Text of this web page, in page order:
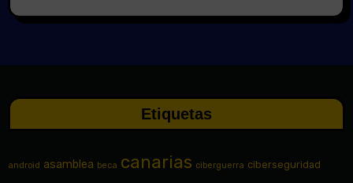
Etiquetas
android asamblea beca canarias ciberguerra ciberseguridad